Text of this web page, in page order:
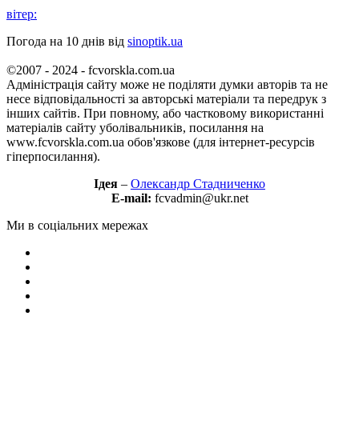
вітер:
Погода на 10 днів від sinoptik.ua
©2007 - 2024 - fcvorskla.com.ua
Адміністрація сайту може не поділяти думки авторів та не
несе відповідальності за авторські матеріали та передрук з
інших сайтів. При повному, або частковому використанні
матеріалів сайту уболівальників, посилання на
www.fcvorskla.com.ua обов'язкове (для інтернет-ресурсів
гіперпосилання).
Ідея – Олександр Стадниченко
E-mail: fcvadmin@ukr.net
Ми в соціальних мережах